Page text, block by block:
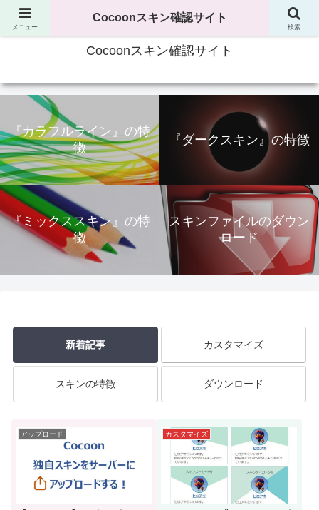
Cocoonのスキンを確認するサイトです
Cocoonスキン確認サイト
『カラフルライン』の特
徴
『ダークスキン』の特徴
『ミックススキン』の特
徴
スキンファイルのダウン
ロード
新着記事 カスタマイズ
スキンの特徴 ダウンロード
アップロード カスタマイズ
メニュー
Cocoonスキン確認サイト
検索